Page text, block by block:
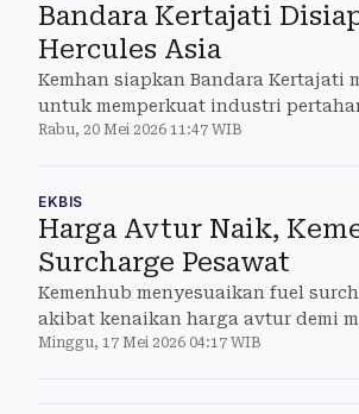
Bandara Kertajati
Hercules Asia
Kemhan siapkan Bandara Kertajati
untuk memperkuat industri
Rabu, 20 Mei 2026 11:47 WIB
EKBIS
Harga Avtur Naik,
Surcharge Pesawat
Kemenhub menyesuaikan fuel
akibat kenaikan harga avtur demi
Minggu, 17 Mei 2026 04:17 WIB